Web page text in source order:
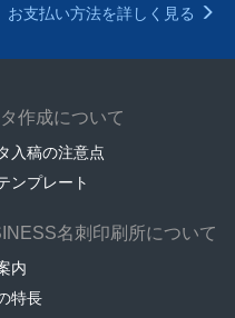
お支払い方法を詳しく見る
作成について
入稿の注意点
ンプレート
名刺印刷所について
内
特長